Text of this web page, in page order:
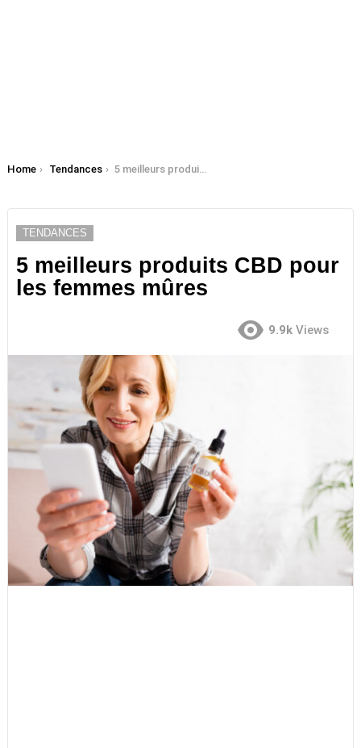
You are here:
Home Tendances 5 meilleurs produits CBD pour les femmes mûres
TENDANCES
5 meilleurs produits CBD pour
les femmes mûres
9.9k Views